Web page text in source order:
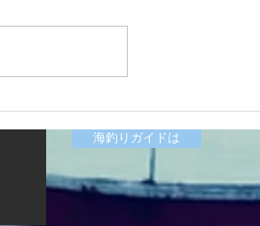
2026/07/11涸沼川釣果報告
KIZ様
海釣りガイドは